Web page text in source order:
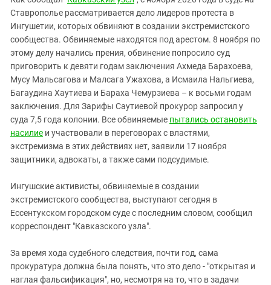
Южный Кавказ
ЮФО
Ставрополье рассматривается дело лидеров протеста в
Ингушетии, которых обвиняют в создании экстремистского
сообщества. Обвиняемые находятся под арестом. 8 ноября по
этому делу начались прения, обвинение попросило суд
приговорить к девяти годам заключения Ахмеда Барахоева,
Мусу Мальсагова и Малсага Ужахова, а Исмаила Нальгиева,
Багаудина Хаутиева и Бараха Чемурзиева – к восьми годам
заключения. Для Зарифы Саутиевой прокурор запросил у
суда 7,5 года колонии. Все обвиняемые пытались остановить
насилие и участвовали в переговорах с властями,
экстремизма в этих действиях нет, заявили 17 ноября
защитники, адвокаты, а также сами подсудимые.
Ингушские активисты, обвиняемые в создании
экстремистского сообщества, выступают сегодня в
Ессентукском городском суде с последним словом, сообщил
корреспондент "Кавказского узла".
За время хода судебного следствия, почти год, сама
прокуратура должна была понять, что это дело - "открытая и
наглая фальсификация", но, несмотря на то, что в задачи